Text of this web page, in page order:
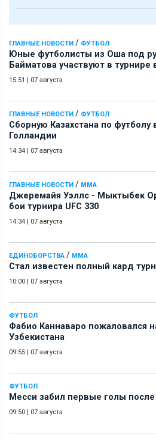
ГЛАВНЫЕ НОВОСТИ / ФУТБОЛ
Юные футболисты из Оша под
Байматова участвуют в турнире
15:51 07 августа
ГЛАВНЫЕ НОВОСТИ / ФУТБОЛ
Сборную Казахстана по футболу
Голландии
14:34 07 августа
ГЛАВНЫЕ НОВОСТИ / ММА
Джеремайя Уэллс - Мыктыбек
бои турнира UFC 330
14:34 07 августа
ЕДИНОБОРСТВА / ММА
Стал известен полный кард
10:00 07 августа
ФУТБОЛ
Фабио Каннаваро пожаловался
Узбекистана
09:55 07 августа
ФУТБОЛ
Месси забил первые голы
09:50 07 августа